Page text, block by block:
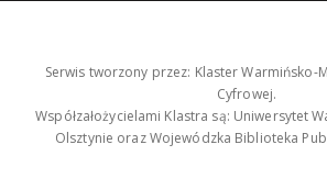
Serwis tworzony przez: Klaster Warmińsko-
Cyfrowej.
Współzałożycielami Klastra są: Uniwersytet
Olsztynie oraz Wojewódzka Biblioteka